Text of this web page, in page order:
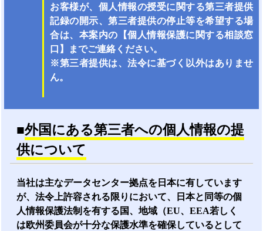
お客様が、個人情報の授受に関する第三者提供
記録の開示、第三者提供の停止等を希望する場
合は、本案内の【個人情報保護に関する相談窓
口】までご連絡ください。
※第三者提供は、法令に基づく以外はありませ
ん。
■外国にある第三者への個人情報の提
供について
当社は主なデータセンター拠点を日本に有しています
が、法令上許容される限りにおいて、日本と同等の個
人情報保護法制を有する国、地域（EU、EEA若しく
は欧州委員会が十分な保護水準を確保しているとして